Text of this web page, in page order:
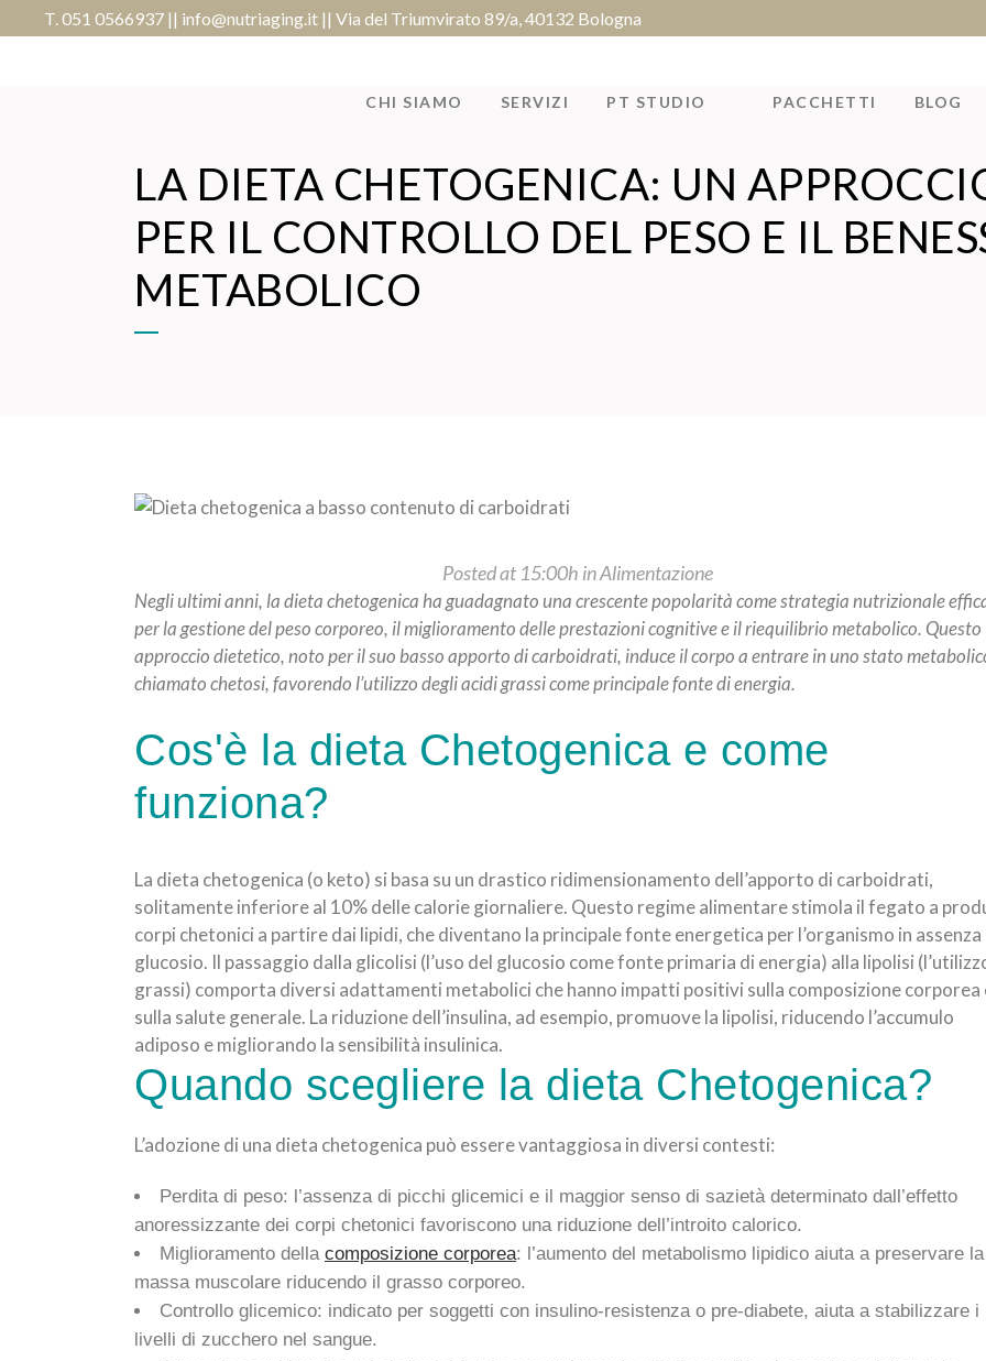
T. 051 0566937 || info@nutriaging.it || Via del Triumvirato 89/a, 40132 Bologna
CHI SIAMO SERVIZI PT STUDIO PACCHETTI BLOG
LA DIETA CHETOGENICA: UN
PER IL CONTROLLO DEL PESO E IL
METABOLICO
Posted at 15:00h inAlimentazione
Negli ultimi anni, la dieta chetogenica ha guadagnato una crescente popolarità come strategia nutrizionale
per la gestione del peso corporeo, il miglioramento delle prestazioni cognitive e il riequilibrio metabolico. Questo
approccio dietetico, noto per il suo basso apporto di carboidrati, induce il corpo a entrare in uno stato
chiamato chetosi, favorendo l’utilizzo degli acidi grassi come principale fonte di energia.
Cos'è la dieta Chetogenica e come
funziona?
La dieta chetogenica (o keto) si basa su un drastico ridimensionamento dell’apporto di carboidrati,
solitamente inferiore al 10% delle calorie giornaliere. Questo regime alimentare stimola il fegato a
corpi chetonici a partire dai lipidi, che diventano la principale fonte energetica per l’organismo in assenza
glucosio. Il passaggio dalla glicolisi (l’uso del glucosio come fonte primaria di energia) alla lipolisi
grassi) comporta diversi adattamenti metabolici che hanno impatti positivi sulla composizione corporea
sulla salute generale. La riduzione dell’insulina, ad esempio, promuove la lipolisi, riducendo l’accumulo
adiposo e migliorando la sensibilità insulinica.
Quando scegliere la dieta Chetogenica?
L’adozione di una dieta chetogenica può essere vantaggiosa in diversi contesti:
Perdita di peso: l’assenza di picchi glicemici e il maggior senso di sazietà determinato dall’effetto
anoressizzante dei corpi chetonici favoriscono una riduzione dell’introito calorico.
Miglioramento della composizione corporea: l’aumento del metabolismo lipidico aiuta a preservare la
massa muscolare riducendo il grasso corporeo.
Controllo glicemico: indicato per soggetti con insulino-resistenza o pre-diabete, aiuta a stabilizzare i
livelli di zucchero nel sangue.